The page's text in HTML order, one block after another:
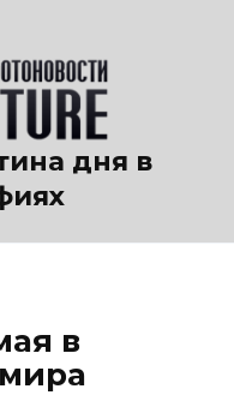
дня в
в